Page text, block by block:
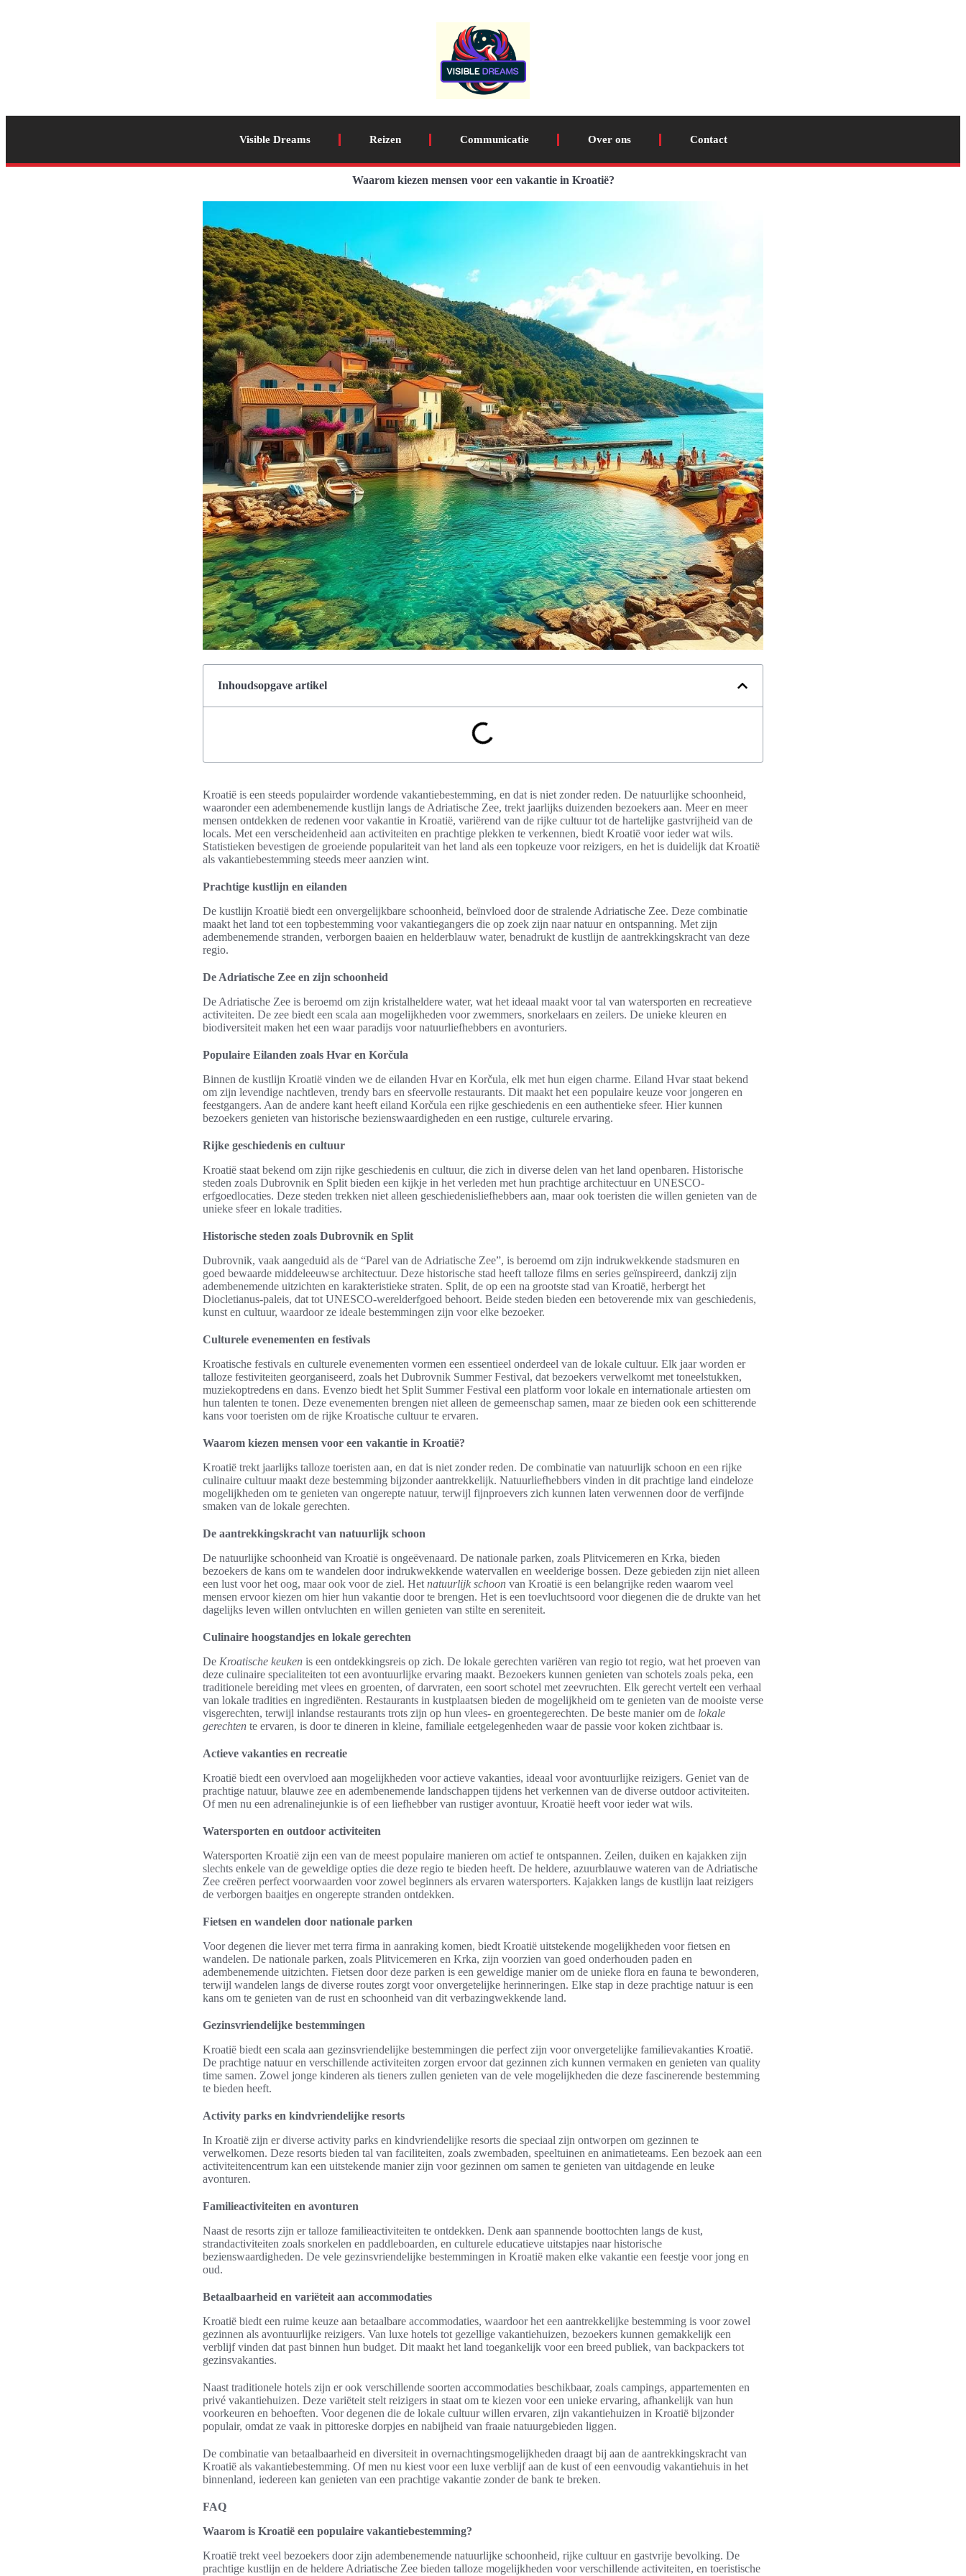
Visible Dreams Reizen Communicatie Over ons Contact
Waarom kiezen mensen voor een vakantie in Kroatië?
Inhoudsopgave artikel
Kroatië is een steeds populairder wordende vakantiebestemming, en dat is niet zonder reden. De natuurlijke schoonheid,
waaronder een adembenemende kustlijn langs de Adriatische Zee, trekt jaarlijks duizenden bezoekers aan. Meer en meer
mensen ontdekken de redenen voor vakantie in Kroatië, variërend van de rijke cultuur tot de hartelijke gastvrijheid van de
locals. Met een verscheidenheid aan activiteiten en prachtige plekken te verkennen, biedt Kroatië voor ieder wat wils.
Statistieken bevestigen de groeiende populariteit van het land als een topkeuze voor reizigers, en het is duidelijk dat Kroatië
als vakantiebestemming steeds meer aanzien wint.
Prachtige kustlijn en eilanden
De kustlijn Kroatië biedt een onvergelijkbare schoonheid, beïnvloed door de stralende Adriatische Zee. Deze combinatie
maakt het land tot een topbestemming voor vakantiegangers die op zoek zijn naar natuur en ontspanning. Met zijn
adembenemende stranden, verborgen baaien en helderblauw water, benadrukt de kustlijn de aantrekkingskracht van deze
regio.
De Adriatische Zee en zijn schoonheid
De Adriatische Zee is beroemd om zijn kristalheldere water, wat het ideaal maakt voor tal van watersporten en recreatieve
activiteiten. De zee biedt een scala aan mogelijkheden voor zwemmers, snorkelaars en zeilers. De unieke kleuren en
biodiversiteit maken het een waar paradijs voor natuurliefhebbers en avonturiers.
Populaire Eilanden zoals Hvar en Korčula
Binnen de kustlijn Kroatië vinden we de eilanden Hvar en Korčula, elk met hun eigen charme. Eiland Hvar staat bekend
om zijn levendige nachtleven, trendy bars en sfeervolle restaurants. Dit maakt het een populaire keuze voor jongeren en
feestgangers. Aan de andere kant heeft eiland Korčula een rijke geschiedenis en een authentieke sfeer. Hier kunnen
bezoekers genieten van historische bezienswaardigheden en een rustige, culturele ervaring.
Rijke geschiedenis en cultuur
Kroatië staat bekend om zijn rijke geschiedenis en cultuur, die zich in diverse delen van het land openbaren. Historische
steden zoals Dubrovnik en Split bieden een kijkje in het verleden met hun prachtige architectuur en UNESCO-
erfgoedlocaties. Deze steden trekken niet alleen geschiedenisliefhebbers aan, maar ook toeristen die willen genieten van de
unieke sfeer en lokale tradities.
Historische steden zoals Dubrovnik en Split
Dubrovnik, vaak aangeduid als de “Parel van de Adriatische Zee”, is beroemd om zijn indrukwekkende stadsmuren en
goed bewaarde middeleeuwse architectuur. Deze historische stad heeft talloze films en series geïnspireerd, dankzij zijn
adembenemende uitzichten en karakteristieke straten. Split, de op een na grootste stad van Kroatië, herbergt het
Diocletianus-paleis, dat tot UNESCO-werelderfgoed behoort. Beide steden bieden een betoverende mix van geschiedenis,
kunst en cultuur, waardoor ze ideale bestemmingen zijn voor elke bezoeker.
Culturele evenementen en festivals
Kroatische festivals en culturele evenementen vormen een essentieel onderdeel van de lokale cultuur. Elk jaar worden er
talloze festiviteiten georganiseerd, zoals het Dubrovnik Summer Festival, dat bezoekers verwelkomt met toneelstukken,
muziekoptredens en dans. Evenzo biedt het Split Summer Festival een platform voor lokale en internationale artiesten om
hun talenten te tonen. Deze evenementen brengen niet alleen de gemeenschap samen, maar ze bieden ook een schitterende
kans voor toeristen om de rijke Kroatische cultuur te ervaren.
Waarom kiezen mensen voor een vakantie in Kroatië?
Kroatië trekt jaarlijks talloze toeristen aan, en dat is niet zonder reden. De combinatie van natuurlijk schoon en een rijke
culinaire cultuur maakt deze bestemming bijzonder aantrekkelijk. Natuurliefhebbers vinden in dit prachtige land eindeloze
mogelijkheden om te genieten van ongerepte natuur, terwijl fijnproevers zich kunnen laten verwennen door de verfijnde
smaken van de lokale gerechten.
De aantrekkingskracht van natuurlijk schoon
De natuurlijke schoonheid van Kroatië is ongeëvenaard. De nationale parken, zoals Plitvicemeren en Krka, bieden
bezoekers de kans om te wandelen door indrukwekkende watervallen en weelderige bossen. Deze gebieden zijn niet alleen
een lust voor het oog, maar ook voor de ziel. Het natuurlijk schoon van Kroatië is een belangrijke reden waarom veel
mensen ervoor kiezen om hier hun vakantie door te brengen. Het is een toevluchtsoord voor diegenen die de drukte van het
dagelijks leven willen ontvluchten en willen genieten van stilte en sereniteit.
Culinaire hoogstandjes en lokale gerechten
De Kroatische keuken is een ontdekkingsreis op zich. De lokale gerechten variëren van regio tot regio, wat het proeven van
deze culinaire specialiteiten tot een avontuurlijke ervaring maakt. Bezoekers kunnen genieten van schotels zoals peka, een
traditionele bereiding met vlees en groenten, of darvraten, een soort schotel met zeevruchten. Elk gerecht vertelt een verhaal
van lokale tradities en ingrediënten. Restaurants in kustplaatsen bieden de mogelijkheid om te genieten van de mooiste verse
visgerechten, terwijl inlandse restaurants trots zijn op hun vlees- en groentegerechten. De beste manier om de lokale
gerechten te ervaren, is door te dineren in kleine, familiale eetgelegenheden waar de passie voor koken zichtbaar is.
Actieve vakanties en recreatie
Kroatië biedt een overvloed aan mogelijkheden voor actieve vakanties, ideaal voor avontuurlijke reizigers. Geniet van de
prachtige natuur, blauwe zee en adembenemende landschappen tijdens het verkennen van de diverse outdoor activiteiten.
Of men nu een adrenalinejunkie is of een liefhebber van rustiger avontuur, Kroatië heeft voor ieder wat wils.
Watersporten en outdoor activiteiten
Watersporten Kroatië zijn een van de meest populaire manieren om actief te ontspannen. Zeilen, duiken en kajakken zijn
slechts enkele van de geweldige opties die deze regio te bieden heeft. De heldere, azuurblauwe wateren van de Adriatische
Zee creëren perfect voorwaarden voor zowel beginners als ervaren watersporters. Kajakken langs de kustlijn laat reizigers
de verborgen baaitjes en ongerepte stranden ontdekken.
Fietsen en wandelen door nationale parken
Voor degenen die liever met terra firma in aanraking komen, biedt Kroatië uitstekende mogelijkheden voor fietsen en
wandelen. De nationale parken, zoals Plitvicemeren en Krka, zijn voorzien van goed onderhouden paden en
adembenemende uitzichten. Fietsen door deze parken is een geweldige manier om de unieke flora en fauna te bewonderen,
terwijl wandelen langs de diverse routes zorgt voor onvergetelijke herinneringen. Elke stap in deze prachtige natuur is een
kans om te genieten van de rust en schoonheid van dit verbazingwekkende land.
Gezinsvriendelijke bestemmingen
Kroatië biedt een scala aan gezinsvriendelijke bestemmingen die perfect zijn voor onvergetelijke familievakanties Kroatië.
De prachtige natuur en verschillende activiteiten zorgen ervoor dat gezinnen zich kunnen vermaken en genieten van quality
time samen. Zowel jonge kinderen als tieners zullen genieten van de vele mogelijkheden die deze fascinerende bestemming
te bieden heeft.
Activity parks en kindvriendelijke resorts
In Kroatië zijn er diverse activity parks en kindvriendelijke resorts die speciaal zijn ontworpen om gezinnen te
verwelkomen. Deze resorts bieden tal van faciliteiten, zoals zwembaden, speeltuinen en animatieteams. Een bezoek aan een
activiteitencentrum kan een uitstekende manier zijn voor gezinnen om samen te genieten van uitdagende en leuke
avonturen.
Familieactiviteiten en avonturen
Naast de resorts zijn er talloze familieactiviteiten te ontdekken. Denk aan spannende boottochten langs de kust,
strandactiviteiten zoals snorkelen en paddleboarden, en culturele educatieve uitstapjes naar historische
bezienswaardigheden. De vele gezinsvriendelijke bestemmingen in Kroatië maken elke vakantie een feestje voor jong en
oud.
Betaalbaarheid en variëteit aan accommodaties
Kroatië biedt een ruime keuze aan betaalbare accommodaties, waardoor het een aantrekkelijke bestemming is voor zowel
gezinnen als avontuurlijke reizigers. Van luxe hotels tot gezellige vakantiehuizen, bezoekers kunnen gemakkelijk een
verblijf vinden dat past binnen hun budget. Dit maakt het land toegankelijk voor een breed publiek, van backpackers tot
gezinsvakanties.
Naast traditionele hotels zijn er ook verschillende soorten accommodaties beschikbaar, zoals campings, appartementen en
privé vakantiehuizen. Deze variëteit stelt reizigers in staat om te kiezen voor een unieke ervaring, afhankelijk van hun
voorkeuren en behoeften. Voor degenen die de lokale cultuur willen ervaren, zijn vakantiehuizen in Kroatië bijzonder
populair, omdat ze vaak in pittoreske dorpjes en nabijheid van fraaie natuurgebieden liggen.
De combinatie van betaalbaarheid en diversiteit in overnachtingsmogelijkheden draagt bij aan de aantrekkingskracht van
Kroatië als vakantiebestemming. Of men nu kiest voor een luxe verblijf aan de kust of een eenvoudig vakantiehuis in het
binnenland, iedereen kan genieten van een prachtige vakantie zonder de bank te breken.
FAQ
Waarom is Kroatië een populaire vakantiebestemming?
Kroatië trekt veel bezoekers door zijn adembenemende natuurlijke schoonheid, rijke cultuur en gastvrije bevolking. De
prachtige kustlijn en de heldere Adriatische Zee bieden talloze mogelijkheden voor verschillende activiteiten, en toeristische